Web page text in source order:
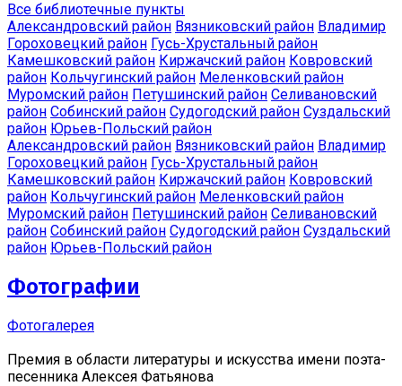
Все библиотечные пункты
Александровский район Вязниковский район Владимир
Гороховецкий район Гусь-Хрустальный район
Камешковский район Киржачский район Ковровский
район Кольчугинский район Меленковский район
Муромский район Петушинский район Селивановский
район Собинский район Судогодский район Суздальский
район Юрьев-Польский район
Александровский район Вязниковский район Владимир
Гороховецкий район Гусь-Хрустальный район
Камешковский район Киржачский район Ковровский
район Кольчугинский район Меленковский район
Муромский район Петушинский район Селивановский
район Собинский район Судогодский район Суздальский
район Юрьев-Польский район
Фотографии
Фотогалерея
Премия в области литературы и искусства имени поэта-
песенника Алексея Фатьянова